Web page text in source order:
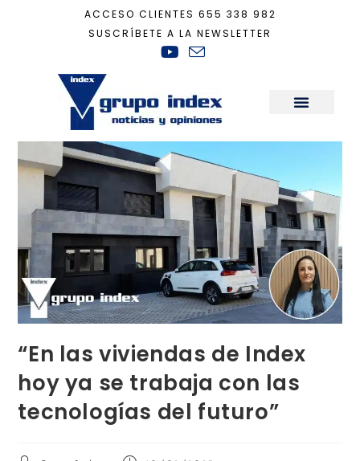
ACCESO CLIENTES 655 338 982
SUSCRÍBETE A LA NEWSLETTER
Actualidad
“En las viviendas de Index
hoy ya se trabaja con las
tecnologías del futuro”